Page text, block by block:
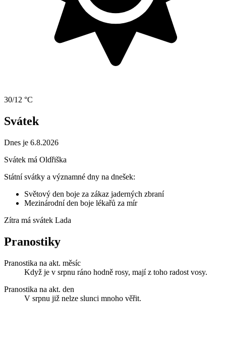
30/12 °C
Svátek
Dnes je 6.8.2026
Svátek má Oldřiška
Státní svátky a významné dny na dnešek:
Světový den boje za zákaz jaderných zbraní
Mezinárodní den boje lékařů za mír
Zítra má svátek Lada
Pranostiky
Pranostika na akt. měsíc
Když je v srpnu ráno hodně rosy, mají z toho radost vosy.
Pranostika na akt. den
V srpnu již nelze slunci mnoho věřit.